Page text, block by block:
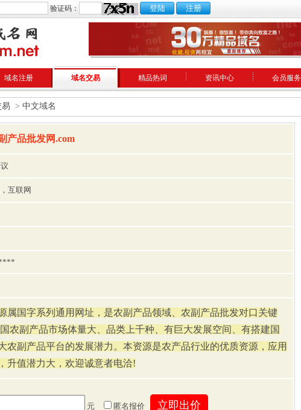
验证码：
域名注册 域名交易 精品热词 资讯中心 会员服务
> 中文域名
产品批发网.com
互联网
属国字系列通用网址，是农副产品领域、农副产品批发对口关键
农副产品市场体量大、品类上千种、有巨大发展空间、有搭建国
农副产品平台的发展潜力。本资源是农产品行业的优质资源，应用
升值潜力大，欢迎诚意者电洽!
元 匿名报价